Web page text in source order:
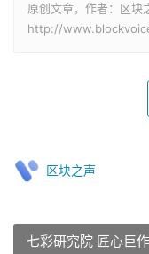
原创文章，作者：区块
http://
区块之声
七彩研究院 匠心巨